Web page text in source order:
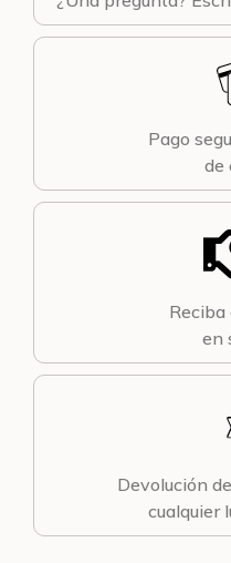
Pago
de
Reciba
en
Devolución
cualquier